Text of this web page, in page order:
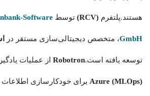
هستند.پلتفرم (RCV) توسط Software
GmbH، متخصص دیجیتالی‌سازی مستقر در
توسعه یافته است.Robotron از عملیات
Azure (MLOps) برای خودکارسازی